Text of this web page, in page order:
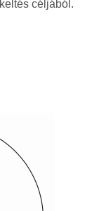
céljából.